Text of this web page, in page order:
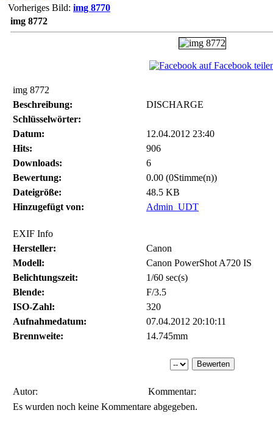
Vorheriges Bild: img 8770
img 8772
auf Facebook
img 8772
Beschreibung:
DISCHARGE
Schlüsselwörter:
Datum:
12.04.2012 23:40
Hits:
906
Downloads:
6
Bewertung:
0.00 (0Stimme(n))
Dateigröße:
48.5 KB
Hinzugefügt von:
Admin_UDT
EXIF Info
Hersteller:
Canon
Modell:
Canon PowerShot A720 IS
Belichtungszeit:
1/60 sec(s)
Blende:
F/3.5
ISO-Zahl:
320
Aufnahmedatum:
07.04.2012 20:10:11
Brennweite:
14.745mm
Autor:
Kommentar:
Es wurden noch keine Kommentare abgegeben.